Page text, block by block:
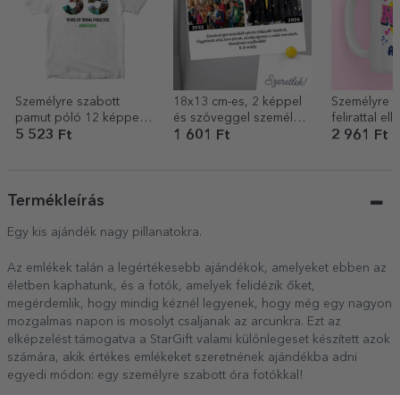
Személyre szabott
pamut póló 12 képpel
és üzenettel – 35 éves
5 523 Ft
18x13 cm-es, 2 képpel
és szöveggel személyre
szabott mágnes –
1 601 Ft
Személyre
felirattal
Kpop
2 961 Ft
Termékleírás
Egy kis ajándék nagy pillanatokra.
Az emlékek talán a legértékesebb ajándékok, amelyeket ebben az
életben kaphatunk, és a fotók, amelyek felidézik őket,
megérdemlik, hogy mindig kéznél legyenek, hogy még egy nagyon
mozgalmas napon is mosolyt csaljanak az arcunkra. Ezt az
elképzelést támogatva a StarGift valami különlegeset készített azok
számára, akik értékes emlékeket szeretnének ajándékba adni
egyedi módon: egy személyre szabott óra fotókkal!